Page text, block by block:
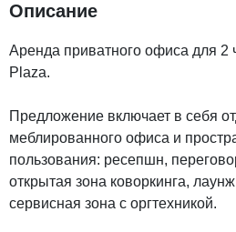
Описание
Аренда приватного офиса для 2
Plaza.
Предложение включает в себя
меблированного офиса и
пользования: ресепшн,
открытая зона коворкинга,
сервисная зона с оргтехникой.